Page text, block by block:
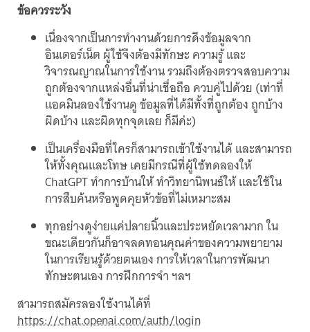
ข้อควรระวัง
เนื่องจากเป็นการทำงานด้วยการดึงข้อมูลจาก
อินเตอร์เน็ต ผู้ใช้จึงต้องมีทักษะ ความรู้ และ
วิจารณญาณในการใช้งาน รวมถึงต้องตรวจสอบความ
ถูกต้องจากแหล่งอื่นที่น่าเชื่อถือ ควบคู่ไปด้วย (เท่าที่
แอดมินลองใช้งานดู ข้อมูลที่ได้มีทั้งที่ถูกต้อง ถูกบ้าง
ผิดบ้าง และผิดทุกจุดเลย ก็มีค่ะ)
เป็นเครื่องมือที่ใครก็สามารถเข้าใช้งานได้ และสามารถ
ให้ทั้งคุณและโทษ เคยมีกรณีที่ผู้ใช้ทดลองให้
ChatGPT ทำการบ้านให้ ทำวิทยานิพนธ์ให้ และใช้ใน
การสืบค้นหรือพูดคุยหัวข้อที่ไม่เหมาะสม
ทุกอย่างดูง่ายแค่ปลายนิ้วและประหยัดเวลามาก ใน
ขณะเดียวกันก็อาจลดทอนคุณค่าของความพยายาม
ในการเรียนรู้ด้วยตนเอง การให้เวลาในการพัฒนา
ทักษะตนเอง การฝึกการจำ ฯลฯ
สามารถสมัครลองใช้งานได้ที่
https://chat.openai.com/auth/login